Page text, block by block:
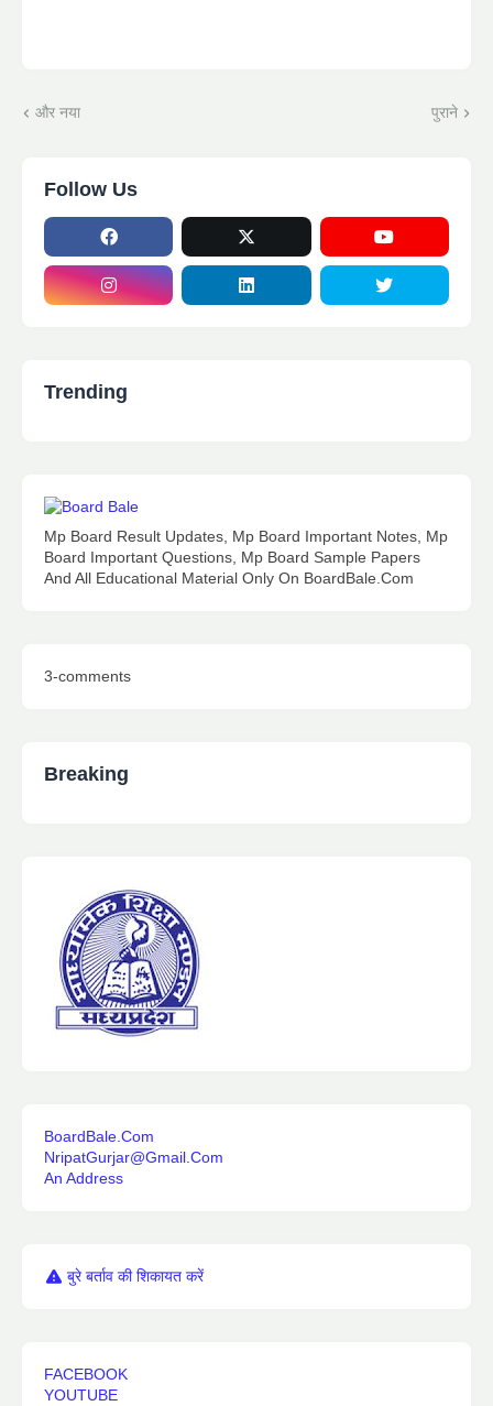
और नया पुराने
Follow Us
Trending
Mp Board Result Updates, Mp Board Important Notes, Mp
Board Important Questions, Mp Board Sample Papers
And All Educational Material Only On BoardBale.Com
3-comments
Breaking
BoardBale.Com
NripatGurjar@Gmail.Com
An Address
बुरे बर्ताव की शिकायत करें
FACEBOOK
YOUTUBE